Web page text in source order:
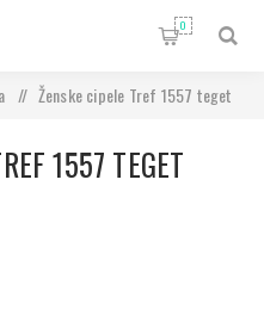
0
/ Ženske cipele Tref 1557 teget
1557 TEGET